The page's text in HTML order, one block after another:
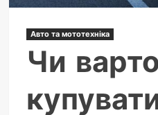
Авто та мототехніка
Чи варто